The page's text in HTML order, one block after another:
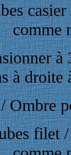
comme
à
à
filet